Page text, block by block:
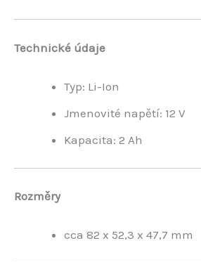
Technické údaje
Typ: Li-Ion
Jmenovité napětí: 12 V
Kapacita: 2 Ah
Rozměry
cca 82 x 52,3 x 47,7 mm